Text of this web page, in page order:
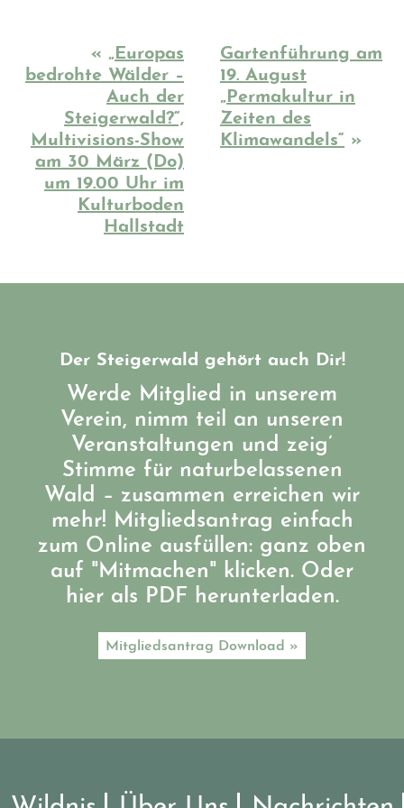
« „Europas
bedrohte Wälder –
Auch der
Steigerwald?“,
Multivisions-Show
am 30 März (Do)
um 19.00 Uhr im
Kulturboden
Hallstadt
Gartenführung am
19. August
„Permakultur in
Zeiten des
Klimawandels“ »
Der Steigerwald gehört auch Dir!
Werde Mitglied in unserem
Verein, nimm teil an unseren
Veranstaltungen und zeig’
Stimme für naturbelassenen
Wald – zusammen erreichen wir
mehr! Mitgliedsantrag einfach
zum Online ausfüllen: ganz oben
auf "Mitmachen" klicken. Oder
hier als PDF herunterladen.
Mitgliedsantrag Download »